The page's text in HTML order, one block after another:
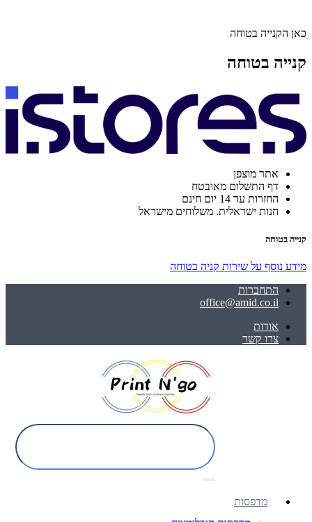
כאן הקנייה בטוחה
קנייה בטוחה
אתר מוצפן
דף התשלום מאובטח
החזרות עד 14 יום חינם
חנות ישראלית. משלוחים מישראל
קנייה בטוחה
מידע נוסף על שירות קניה בטוחה
התחברות
office@amid.co.il
אודות
צרו קשר
מדפסות